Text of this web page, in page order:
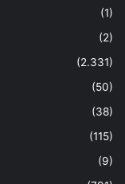
(1)
(2)
(2.331)
(50)
(38)
(115)
(9)